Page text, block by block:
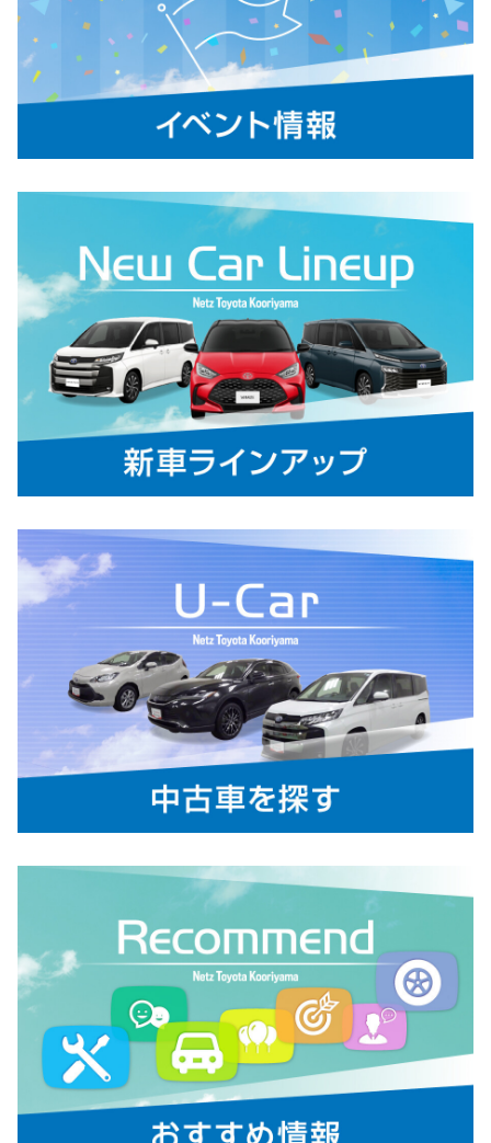
新型車“FJ”シリーズを発売
TOYOTAは、ランドクルーザー（以下ラ
ンクル）に“FJ”シリーズを新たにライン
アップし、5月14日に発売しました。も
っと多くのお客様にランドクルーザーを
楽しんでいただくために、扱いやすいサイズとし、より気軽に「移
動の自由」を提供します。
2026-05-12
カローラならびにカローラ ツーリングの
特別仕様車 ACTIVE SPORTを、60周年記
念仕様にアップデート
TOYOTAは、本年10月20日に迎えるカロ
ーラシリーズの誕生60周年を記念し、カ
ローラ 特別仕様車 ACTIVE SPORTならびにカローラ ツーリング 特
別仕様車 ACTIVE SPORTを60周年記念仕様にアップデートし、5月
12日に発売しました。
カローラツーリングの詳細はコチラ
2026-04-12
ゴールデンウィーク休業のご案内
平素は格別のお引き立てを賜り、誠にあ
りがとうございます。
弊社は、
４月２７日 (月)から５月６日(水)
の期間、休業とさせていただきます。
ヴォクシー・ノアを一部改良
TOYOTAは、ヴォクシーとノアを一部改
良し、5月6日に発売します。
【ヴォクシー 主な改良内容】
・カーボンニュートラルの実現に向けて、ハイブリッド車に統一（ウェルキャブ
・フロントまわりの意匠変更し、ボディとの一体感を演出
・内装の意匠変更し、スポーティーさを表現